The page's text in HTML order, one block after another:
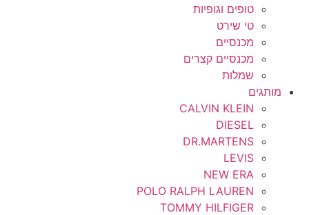
טופים וגופיות
טי שירט
מכנסיים
מכנסיים קצרים
שמלות
מותגים
CALVIN KLEIN
DIESEL
DR.MARTENS
LEVIS
NEW ERA
POLO RALPH LAUREN
TOMMY HILFIGER